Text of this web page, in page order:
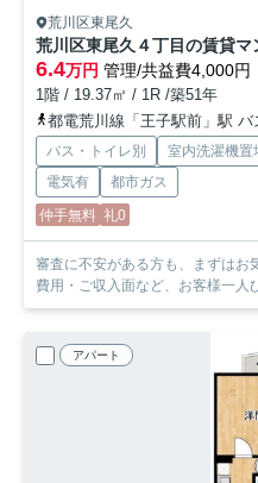
荒川区東尾久
荒川区東尾久４丁目の賃貸マ
6.4万円 管理/共益費4,000円
1階 / 19.37㎡ / 1R /築51年
都電荒川線「王子駅前」駅 バス16
バス・トイレ別 室内洗濯機置
電気有
都市ガス
仲手無料 礼0
審査に不安がある方も、まずはお気軽にご
費用・ご収入面など、お客様一人
アパート